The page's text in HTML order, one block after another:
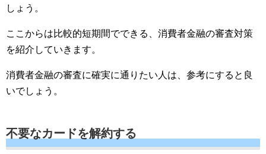
しょう。
ここからは比較的短期間でできる、消費者金融の審査対策
を紹介していきます。
消費者金融の審査に確実に通りたい人は、参考にすると良
いでしょう。
不要なカードを解約する